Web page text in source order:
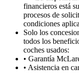
financieros está
procesos de
condiciones
Solo los
todos los
coches usados:
• Garantía
• Asistencia en